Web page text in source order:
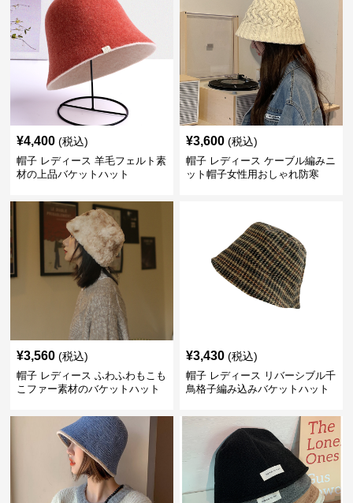
¥4,400 (税込)
帽子 レディース 羊毛フェルト素
材の上品バケットハット
¥3,600 (税込)
帽子 レディース ケーブル編みニ
ット帽子女性用おしゃれ防寒
¥3,560 (税込)
帽子 レディース ふわふわもこも
こファー素材のバケットハット
¥3,430 (税込)
帽子 レディース リバーシブル千
鳥格子編み込みバケットハット